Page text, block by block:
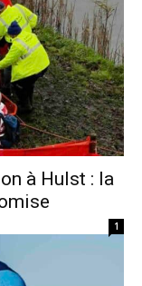
à Hulst : la
1